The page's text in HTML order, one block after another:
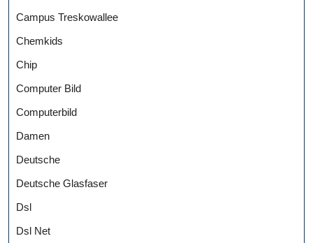
Campus Treskowallee
Chemkids
Chip
Computer Bild
Computerbild
Damen
Deutsche
Deutsche Glasfaser
Dsl
Dsl Net